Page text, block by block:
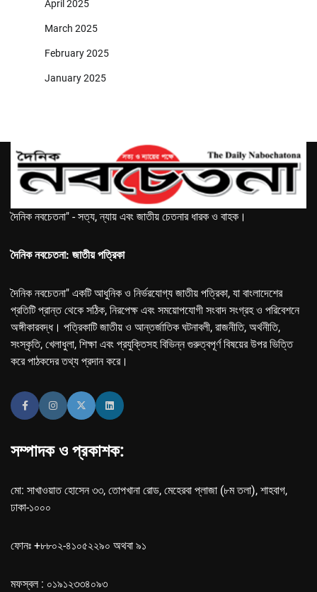
April 2025
March 2025
February 2025
January 2025
দৈনিক নবচেতনা" - সত্য, ন্যায় এবং জাতীয় চেতনার ধারক ও বাহক।
দৈনিক নবচেতনা: জাতীয় পত্রিকা
দৈনিক নবচেতনা" একটি আধুনিক ও নির্ভরযোগ্য জাতীয় পত্রিকা, যা বাংলাদেশের
প্রতিটি প্রান্ত থেকে সঠিক, নিরপেক্ষ এবং সময়োপযোগী সংবাদ সংগ্রহ ও পরিবেশনে
অঙ্গীকারবদ্ধ। পত্রিকাটি জাতীয় ও আন্তর্জাতিক ঘটনাবলী, রাজনীতি, অর্থনীতি,
সংস্কৃতি, খেলাধুলা, শিক্ষা এবং প্রযুক্তিসহ বিভিন্ন গুরুত্বপূর্ণ বিষয়ের উপর ভিত্তি
করে পাঠকদের তথ্য প্রদান করে।
সম্পাদক ও প্রকাশক:
মো: সাখাওয়াত হোসেন ৩৩, তোপখানা রোড, মেহেরবা প্লাজা (৮ম তলা), শাহবাগ,
ঢাকা-১০০০
ফোনঃ +৮৮০২-৪১০৫২২৯০ অথবা ৯১
মফস্বল : ০১৯১২৩৩৪০৯৩